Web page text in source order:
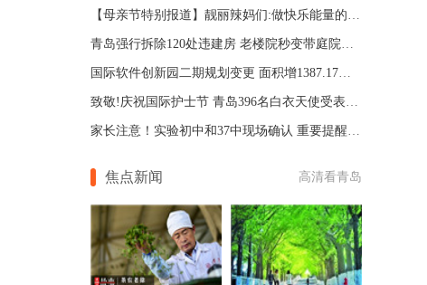
【母亲节特别报道】靓丽辣妈们:做快乐能量的传递者
青岛强行拆除120处违建房 老楼院秒变带庭院别墅区
国际软件创新园二期规划变更 面积增1387.17平方米
致敬!庆祝国际护士节 青岛396名白衣天使受表彰(图)
家长注意！实验初中和37中现场确认 重要提醒别错过
焦点新闻 高清看青岛